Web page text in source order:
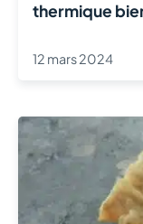
thermique
12 mars 2024